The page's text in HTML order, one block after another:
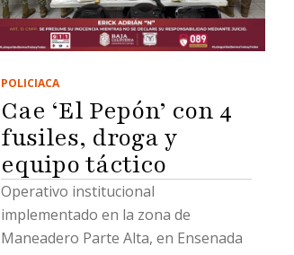
POLICIACA
Cae ‘El Pepón’ con 4
fusiles, droga y
equipo táctico
Operativo institucional
implementado en la zona de
Maneadero Parte Alta, en Ensenada